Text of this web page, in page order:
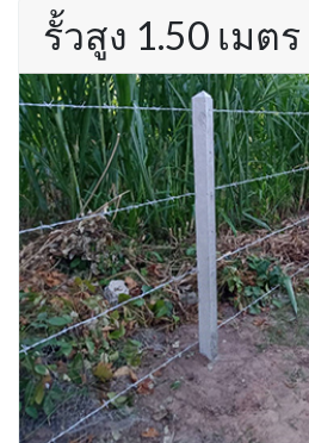
รั้วสูง 1.50 เมต